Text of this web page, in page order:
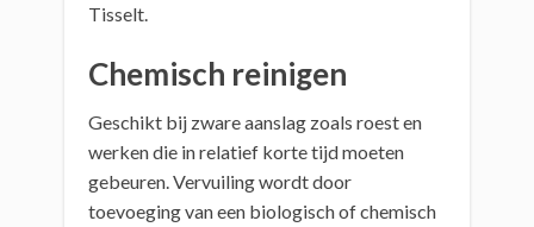
Tisselt.
Chemisch reinigen
Geschikt bij zware aanslag zoals roest en
werken die in relatief korte tijd moeten
gebeuren. Vervuiling wordt door
toevoeging van een biologisch of chemisch